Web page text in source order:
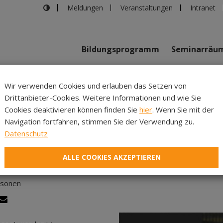
Meldungen Veranstaltungen Intranet
Bildungsprogramm
in Innsbruck
und
Wir verwenden Cookies und erlauben das Setzen von
Drittanbieter-Cookies. Weitere Informationen und wie Sie
Cookies deaktivieren können finden Sie hier. Wenn Sie mit der
Navigation fortfahren, stimmen Sie der Verwendung zu.
Datenschutz
ALLE COOKIES AKZEPTIEREN